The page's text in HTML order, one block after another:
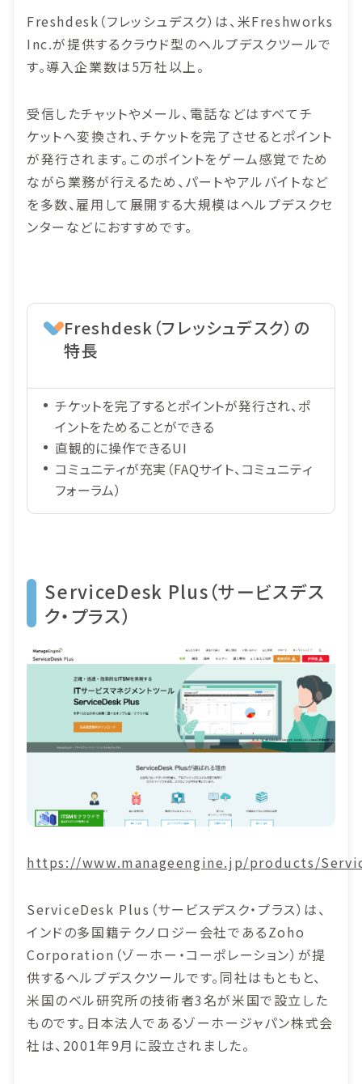
Freshdesk（フレッシュデスク）は、米Freshworks
Inc.が提供するクラウド型のヘルプデスクツールで
す。導入企業数は5万社以上。
受信したチャットやメール、電話などはすべてチ
ケットへ変換され、チケットを完了させるとポイント
が発行されます。このポイントをゲーム感覚でため
ながら業務が行えるため、パートやアルバイトなど
を多数、雇用して展開する大規模はヘルプデスクセ
ンターなどにおすすめです。
Freshdesk（フレッシュデスク）の
特長
チケットを完了するとポイントが発行され、ポ
イントをためることができる
直観的に操作できるUI
コミュニティが充実（FAQサイト、コミュニティ
フォーラム）
ServiceDesk Plus（サービスデス
ク・プラス）
https://www.manageengine.jp/products/
ServiceDesk Plus（サービスデスク・プラス）は、
インドの多国籍テクノロジー会社であるZoho
Corporation（ゾーホー・コーポレーション）が提
供するヘルプデスクツールです。同社はもともと、
米国のベル研究所の技術者3名が米国で設立した
ものです。日本法人であるゾーホージャパン株式会
社は、2001年9月に設立されました。